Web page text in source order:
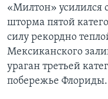
«Милтон» усилился
шторма пятой
силу рекордно
Мексиканского
ураган третьей
побережье Флориды.